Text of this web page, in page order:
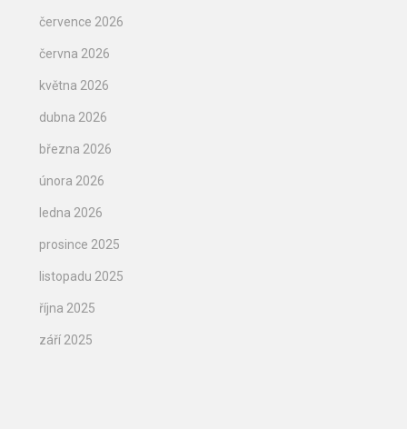
července 2026
června 2026
května 2026
dubna 2026
března 2026
února 2026
ledna 2026
prosince 2025
listopadu 2025
října 2025
září 2025